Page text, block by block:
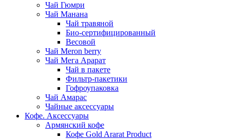
Чай Гюмри
Чай Манана
Чай травяной
Био-сертифицированный
Весовой
Чай Meron berry
Чай Мега Арарат
Чай в пакете
Фильтр-пакетики
Гофроупаковка
Чай Амарас
Чайные аксессуары
Кофе. Аксессуары
Армянский кофе
Кофе Gold Ararat Product